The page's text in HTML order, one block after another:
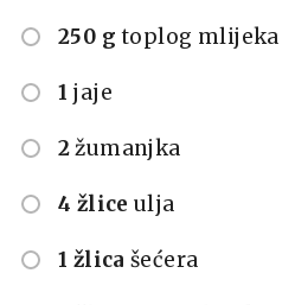
250 g toplog mlijeka
1 jaje
2 žumanjka
4 žlice ulja
1 žlica šećera